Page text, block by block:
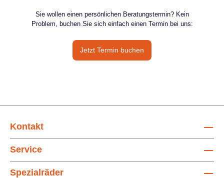
Sie wollen einen persönlichen Beratungstermin? Kein
Problem, buchen Sie sich einfach einen Termin bei uns:
Jetzt Termin buchen
Kontakt
Service
Spezialräder